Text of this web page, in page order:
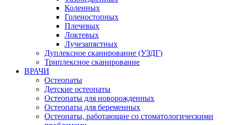
Коленных
Голеностопных
Плечевых
Локтевых
Лучезапястных
Дуплексное сканирование (УЗДГ)
Триплексное сканирование
ВРАЧИ
Остеопаты
Детские остеопаты
Остеопаты для новорожденных
Остеопаты для беременных
Остеопаты, работающие со стоматологическими